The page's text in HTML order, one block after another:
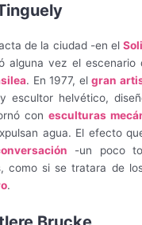
de la ciudad -en el
alguna vez el escenario
. En 1977, elgran
escultor helvético,
con esculturas
agua. El efecto
-un poco
como si se tratara de
.